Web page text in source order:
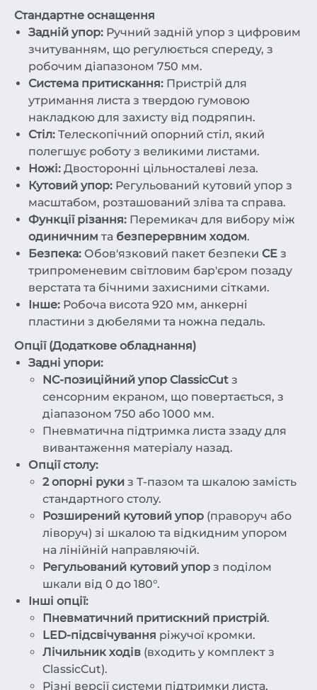
Стандартне оснащення
Задній упор: Ручний задній упор з цифровим
зчитуванням, що регулюється спереду, з
робочим діапазоном 750 мм.
Система притискання: Пристрій для
утримання листа з твердою гумовою
накладкою для захисту від подряпин.
Стіл: Телескопічний опорний стіл, який
полегшує роботу з великими листами.
Ножі: Двосторонні цільносталеві леза.
Кутовий упор: Регульований кутовий упор з
масштабом, розташований зліва та справа.
Функції різання: Перемикач для вибору між
одиничним та безперервним ходом.
Безпека: Обов'язковий пакет безпеки CE з
трипроменевим світловим бар'єром позаду
верстата та бічними захисними сітками.
Інше: Робоча висота 920 мм, анкерні
пластини з дюбелями та ножна педаль.
Опції (Додаткове обладнання)
Задні упори:
NC-позиційний упор ClassicCut з
сенсорним екраном, що повертається, з
діапазоном 750 або 1000 мм.
Пневматична підтримка листа ззаду для
вивантаження матеріалу назад.
Опції столу:
2 опорні руки з Т-пазом та шкалою замість
стандартного столу.
Розширений кутовий упор (праворуч або
ліворуч) зі шкалою та відкидним упором
на лінійній направляючій.
Регульований кутовий упор з поділом
шкали від 0 до 180°.
Інші опції:
Пневматичний притискний пристрій.
LED-підсвічування ріжучої кромки.
Лічильник ходів (входить у комплект з
ClassicCut).
Різні версії системи підтримки листа,